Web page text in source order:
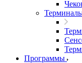
Программы